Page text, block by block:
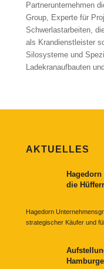
Partnerunternehmen
Group, Experte für
Schwerlastarbeiten,
als Krandienstleister
Silosysteme und
Ladekranaufbauten
AKTUELLES
die
Hagedorn
strategischer Käufer und